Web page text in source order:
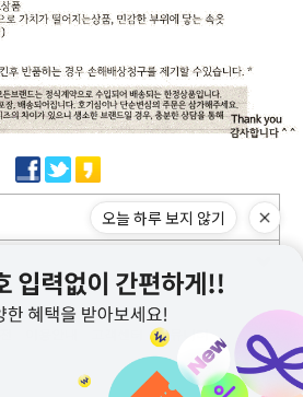
커뮤니티
오늘 하루 보지 않기